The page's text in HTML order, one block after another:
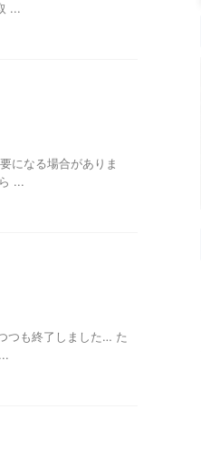
...
になる場合がありま
...
つも終了しました… た